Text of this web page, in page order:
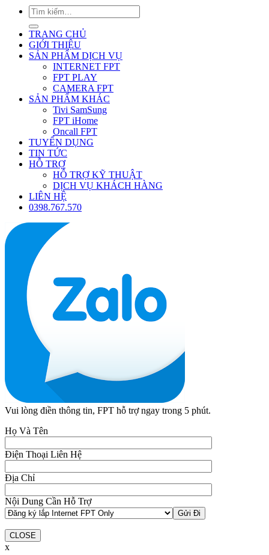
TRANG CHỦ
GIỚI THIỆU
SẢN PHẨM DỊCH VỤ
INTERNET FPT
FPT PLAY
CAMERA FPT
SẢN PHẨM KHÁC
Tivi SamSung
FPT iHome
Oncall FPT
TUYỂN DỤNG
TIN TỨC
HỖ TRỢ
HỖ TRỢ KỸ THUẬT
DỊCH VỤ KHÁCH HÀNG
LIÊN HỆ
0398.767.570
Vui lòng điền thông tin, FPT hỗ trợ ngay trong 5 phút.
Họ Và Tên
Điện Thoại Liên Hệ
Địa Chỉ
Nội Dung Cần Hỗ Trợ
CLOSE
x